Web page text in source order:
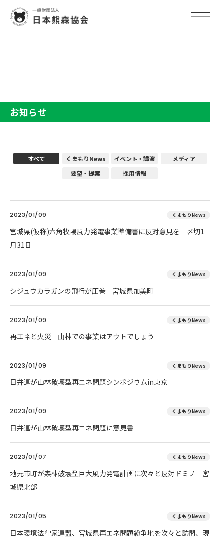
お知らせ
すべて くまもりNews イベント・講演
メディア
要望・提案
採用情報
2023/01/09 くまもりNews
宮城県(仮称)六角牧場風力発電事業準備書に反対意見を 〆切1
月31日
2023/01/09 くまもりNews
シジュウカラガンの飛行が圧巻 宮城県加美町
2023/01/09 くまもりNews
再エネと火災 山林での事業はアウトでしょう
2023/01/09 くまもりNews
日弁連が山林破壊型再エネ問題シンポジウムin東京
2023/01/09 くまもりNews
日弁連が山林破壊型再エネ問題に意見書
2023/01/07 くまもりNews
地元市町が森林破壊型巨大風力発電計画に次々と反対ドミノ 宮
城県北部
2023/01/05 くまもりNews
日本環境法律家連盟、宮城県再エネ問題紛争地を次々と訪問、現